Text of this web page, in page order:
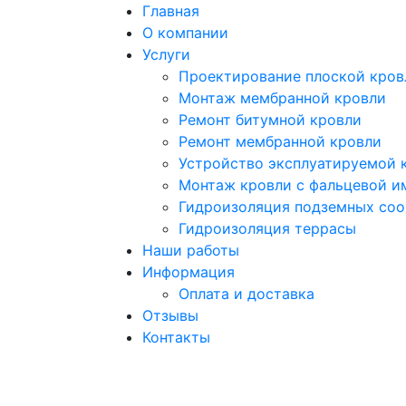
Главная
О компании
Услуги
Проектирование плоской
Монтаж мембранной кровли
Ремонт битумной кровли
Ремонт мембранной кровли
Устройство эксплуатируемой
Монтаж кровли с фальцевой
Гидроизоляция подземных
Гидроизоляция террасы
Наши работы
Информация
Оплата и доставка
Отзывы
Контакты